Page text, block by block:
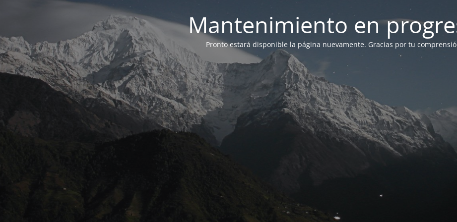
Mantenimiento en
Pronto estará disponible la página nuevamente. Gracias por tu